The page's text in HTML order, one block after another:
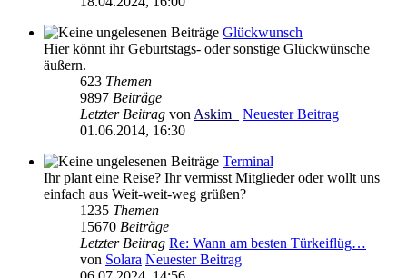
Glückwunsch
Hier könnt ihr Geburtstags- oder sonstige Glückwünsche
äußern.
623 Themen
9897 Beiträge
Letzter Beitrag von Askim_
Neuester Beitrag
01.06.2014, 16:30
Terminal
Ihr plant eine Reise? Ihr vermisst Mitglieder oder wollt uns
einfach aus Weit-weit-weg grüßen?
1235 Themen
15670 Beiträge
Letzter Beitrag Re: Wann am besten Türkeiflüg…
von Solara Neuester Beitrag